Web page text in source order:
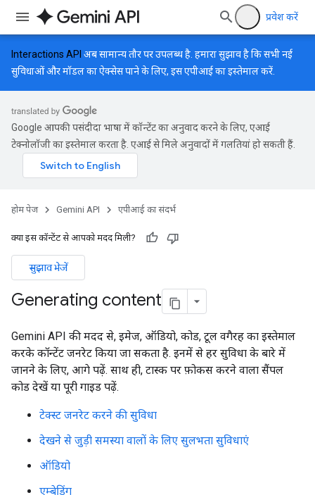
प्रवेश करें
Interactions API अब सामान्य तौर पर उपलब्ध है. हमारा सुझाव है कि सभी नई
सुविधाओं और मॉडल का ऐक्सेस पाने के लिए, इस एपीआई का इस्तेमाल करें.
Google आपकी पसंदीदा भाषा में कॉन्टेंट का अनुवाद करने के लिए, एआई
टेक्नोलॉजी का इस्तेमाल करता है. एआई से मिले अनुवादों में गलतियां हो सकती हैं.
होम पेज Gemini API एपीआई का संदर्भ
क्या इस कॉन्टेंट से आपको मदद मिली?
सुझाव भेजें
Generating content
Gemini API की मदद से, इमेज, ऑडियो, कोड, टूल वगैरह का इस्तेमाल
करके कॉन्टेंट जनरेट किया जा सकता है. इनमें से हर सुविधा के बारे में
जानने के लिए, आगे पढ़ें. साथ ही, टास्क पर फ़ोकस करने वाला सैंपल
कोड देखें या पूरी गाइड पढ़ें.
टेक्स्ट जनरेट करने की सुविधा
देखने से जुड़ी समस्या वालों के लिए सुलभता सुविधाएं
ऑडियो
एम्बेडिंग